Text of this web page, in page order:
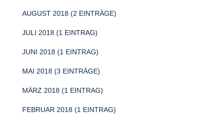
AUGUST 2018 (2 EINTRÄGE)
JULI 2018 (1 EINTRAG)
JUNI 2018 (1 EINTRAG)
MAI 2018 (3 EINTRÄGE)
MÄRZ 2018 (1 EINTRAG)
FEBRUAR 2018 (1 EINTRAG)